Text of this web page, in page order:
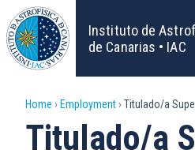
Skip
to
main
content
Instituto de
de Canarias • IAC
Breadcrumb
Home Employment Titulado/a
Titulado/a